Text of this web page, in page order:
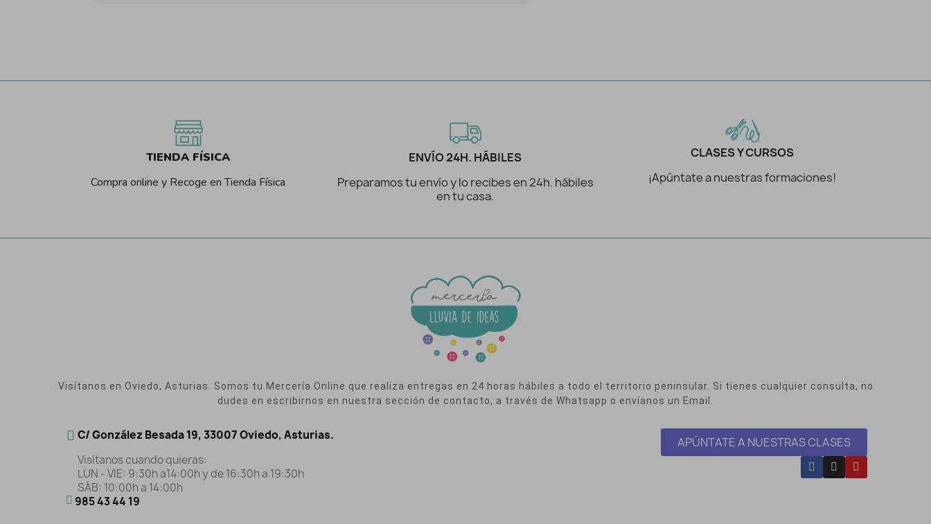
TIENDA FÍSICA
Compra online y Recoge en Tienda Física
ENVÍO 24H. HÁBILES
Preparamos tu envío y lo recibes en 24h. hábiles
en tu casa.
CLASES Y CURSOS
¡Apúntate a nuestras formaciones!
Visítanos en Oviedo, Asturias. Somos tu Mercería Online que realiza entregas en 24 horas hábiles a todo el territorio peninsular. Si tienes cualquier consulta, no
dudes en escribirnos en nuestra sección de contacto, a través de Whatsapp o envíanos un Email.
C/ González Besada 19, 33007 Oviedo, Asturias.
Visítanos cuando quieras:
LUN - VIE: 9:30h a14:00h y de 16:30h a 19:30h
SÁB: 10:00h a 14:00h
985 43 44 19
APÚNTATE A NUESTRAS CLASES